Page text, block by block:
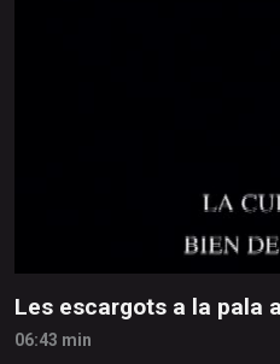
Les escargots a la pala
06:43 min